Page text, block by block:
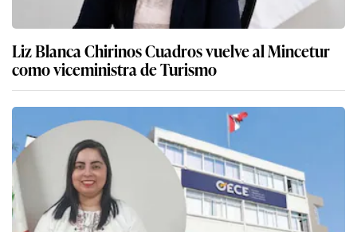
Liz Blanca Chirinos Cuadros vuelve al Mincetur
como viceministra de Turismo